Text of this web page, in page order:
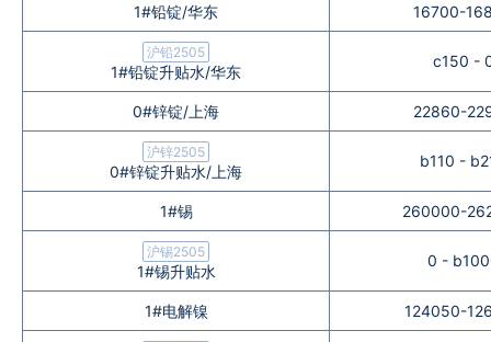
数字报
1#铅锭/华东 16700-
沪铅2505
1#铅锭升贴水/华东
c150 -
0#锌锭/上海 22860-
沪锌2505
0#锌锭升贴水/上海
b110 -
1#锡 260000-
沪锡2505
1#锡升贴水
0 -
1#电解镍 124050-